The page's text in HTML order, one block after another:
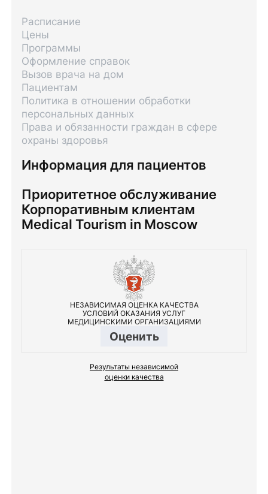
Информация для пациентов
Расписание
Цены
Программы
Оформление справок
Вызов врача на дом
Пациентам
Политика в отношении обработки
персональных данных
Права и обязанности граждан в сфере
охраны здоровья
Приоритетное обслуживание
Корпоративным клиентам
Medical Tourism in Moscow
НЕЗАВИСИМАЯ ОЦЕНКА КАЧЕСТВА
УСЛОВИЙ ОКАЗАНИЯ УСЛУГ
МЕДИЦИНСКИМИ ОРГАНИЗАЦИЯМИ
Оценить
Результаты независимой
оценки качества